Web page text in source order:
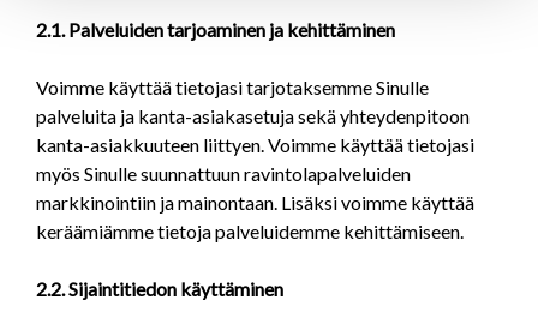
2.1. Palveluiden tarjoaminen ja kehittäminen
Voimme käyttää tietojasi tarjotaksemme Sinulle
palveluita ja kanta-asiakasetuja sekä yhteydenpitoon
kanta-asiakkuuteen liittyen. Voimme käyttää tietojasi
myös Sinulle suunnattuun ravintolapalveluiden
markkinointiin ja mainontaan. Lisäksi voimme käyttää
keräämiämme tietoja palveluidemme kehittämiseen.
2.2. Sijaintitiedon käyttäminen